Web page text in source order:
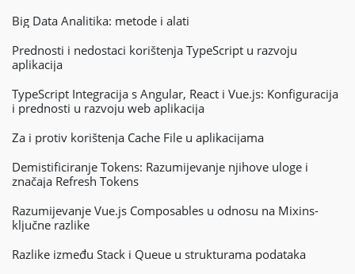
Big Data Analitika: metode i alati
Prednosti i nedostaci korištenja TypeScript u razvoju
aplikacija
TypeScript Integracija s Angular, React i Vue.js: Konfiguracija
i prednosti u razvoju web aplikacija
Za i protiv korištenja Cache File u aplikacijama
Demistificiranje Tokens: Razumijevanje njihove uloge i
značaja Refresh Tokens
Razumijevanje Vue.js Composables u odnosu na Mixins-
ključne razlike
Razlike između Stack i Queue u strukturama podataka